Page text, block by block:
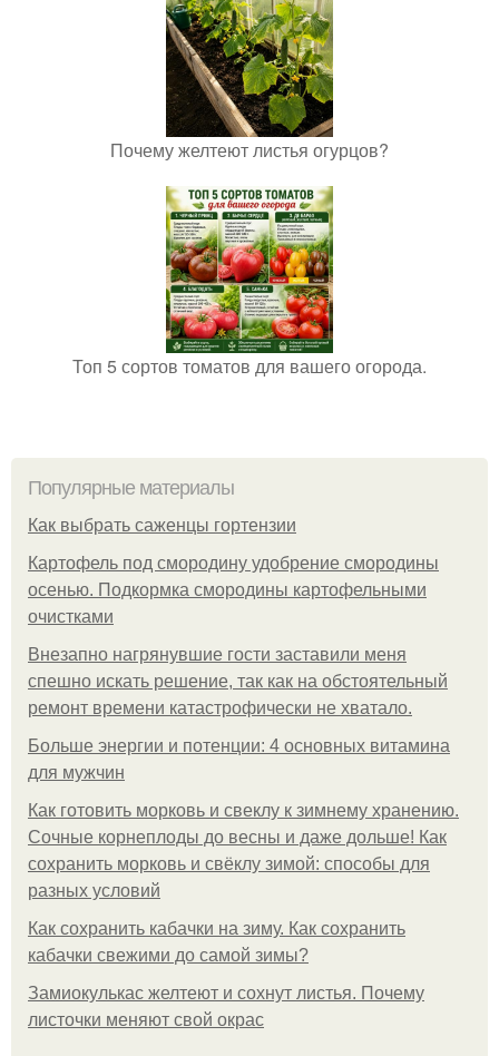
Почему желтеют листья огурцов?
Топ 5 сортов томатов для вашего огорода.
Популярные материалы
Как выбрать саженцы гортензии
Картофель под смородину удобрение смородины
осенью. Подкормка смородины картофельными
очистками
Внезапно нагрянувшие гости заставили меня
спешно искать решение, так как на обстоятельный
ремонт времени катастрофически не хватало.
Больше энергии и потенции: 4 основных витамина
для мужчин
Как готовить морковь и свеклу к зимнему хранению.
Сочные корнеплоды до весны и даже дольше! Как
сохранить морковь и свёклу зимой: способы для
разных условий
Как сохранить кабачки на зиму. Как сохранить
кабачки свежими до самой зимы?
Замиокулькас желтеют и сохнут листья. Почему
листочки меняют свой окрас